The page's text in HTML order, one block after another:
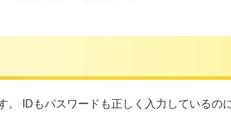
。 IDもパスワードも正しく入力しているの